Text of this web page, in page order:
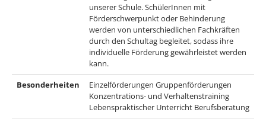
unserer Schule. SchülerInnen mit
Förderschwerpunkt oder Behinderung
werden von unterschiedlichen Fachkräften
durch den Schultag begleitet, sodass ihre
individuelle Förderung gewährleistet werden
kann.
Besonderheiten
Einzelförderungen Gruppenförderungen
Konzentrations- und Verhaltenstraining
Lebenspraktischer Unterricht Berufsberatung